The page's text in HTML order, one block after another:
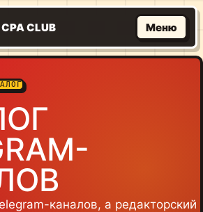
CPA CLUB Меню
каналов, а редакторский